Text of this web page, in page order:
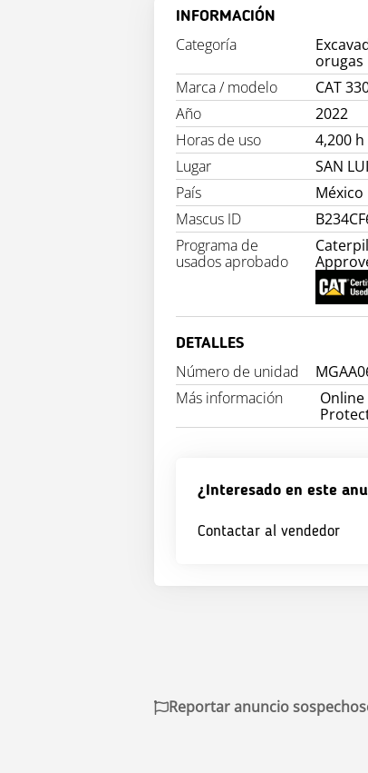
INFORMACIÓN
Categoría
orugas
Marca / modelo
CAT
Año
2022
Horas de uso
4,200 h
Lugar
SAN
País
México
Mascus ID
Programa de
usados aprobado
DETALLES
Número de unidad
Más información
¿Interesado en este
Contactar al vendedor
Reportar anuncio